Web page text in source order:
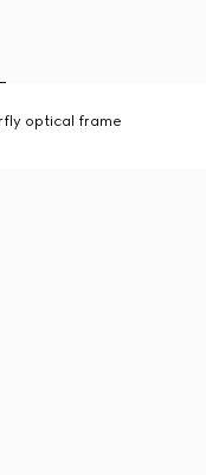
optical frame